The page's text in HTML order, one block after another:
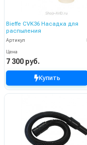
Bieffe CVK36 Насадка для
распыления
Артикул
Цена
7 300 руб.
Купить